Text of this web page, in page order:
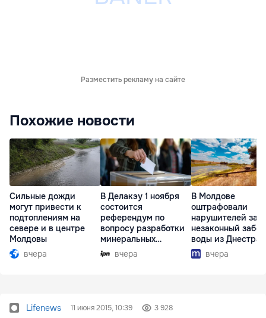
Разместить рекламу на сайте
Похожие новости
Сильные дожди
могут привести к
подтоплениям на
севере и в центре
Молдовы
вчера
В Делакэу 1 ноября
состоится
референдум по
вопросу разработки
минеральных
ресурсов
вчера
В Молдове
оштрафовали
нарушителей за
незаконный забор
воды из Днестра
вчера
Lifenews 11 июня 2015, 10:39 3 928